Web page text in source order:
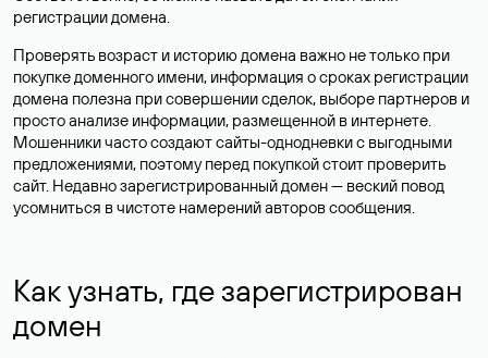
регистрации домена.
Проверять возраст и историю домена важно не только при
покупке доменного имени, информация о сроках регистрации
домена полезна при совершении сделок, выборе партнеров и
просто анализе информации, размещенной в интернете.
Мошенники часто создают сайты-однодневки с выгодными
предложениями, поэтому перед покупкой стоит проверить
сайт. Недавно зарегистрированный домен — веский повод
усомниться в чистоте намерений авторов сообщения.
Как узнать, где зарегистрирован
домен